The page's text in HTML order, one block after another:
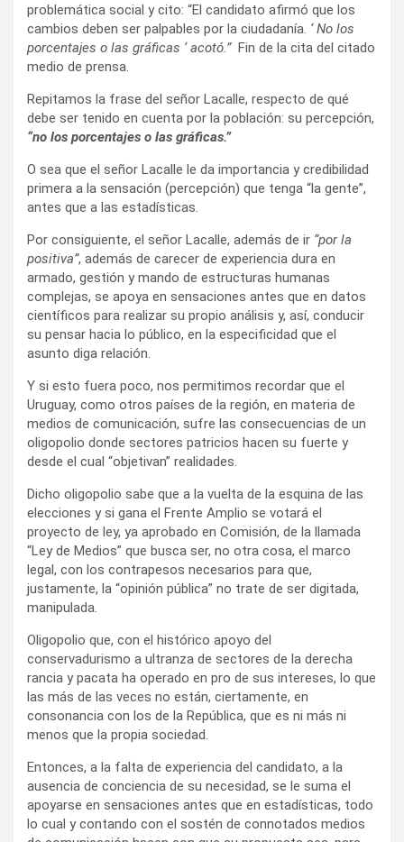
problemática social y cito: “El candidato afirmó que los
cambios deben ser palpables por la ciudadanía. ‘ No los
porcentajes o las gráficas ‘ acotó.”Fin de la cita del citado
medio de prensa.
Repitamos la frase del señor Lacalle, respecto de qué
debe ser tenido en cuenta por la población: su percepción,
“no los porcentajes o las gráficas.”
O sea que el señor Lacalle le da importancia y credibilidad
primera a la sensación (percepción) que tenga “la gente”,
antes que a las estadísticas.
Por consiguiente, el señor Lacalle, además de ir “por la
positiva”, además de carecer de experiencia dura en
armado, gestión y mando de estructuras humanas
complejas, se apoya en sensaciones antes que en datos
científicos para realizar su propio análisis y, así, conducir
su pensar hacia lo público, en la especificidad que el
asunto diga relación.
Y si esto fuera poco, nos permitimos recordar que el
Uruguay, como otros países de la región, en materia de
medios de comunicación, sufre las consecuencias de un
oligopolio donde sectores patricios hacen su fuerte y
desde el cual “objetivan” realidades.
Dicho oligopolio sabe que a la vuelta de la esquina de las
elecciones y si gana el Frente Amplio se votará el
proyecto de ley, ya aprobado en Comisión, de la llamada
“Ley de Medios” que busca ser, no otra cosa, el marco
legal, con los contrapesos necesarios para que,
justamente, la “opinión pública” no trate de ser digitada,
manipulada.
Oligopolio que, con el histórico apoyo del
conservadurismo a ultranza de sectores de la derecha
rancia y pacata ha operado en pro de sus intereses, lo que
las más de las veces no están, ciertamente, en
consonancia con los de la República, que es ni más ni
menos que la propia sociedad.
Entonces, a la falta de experiencia del candidato, a la
ausencia de conciencia de su necesidad, se le suma el
apoyarse en sensaciones antes que en estadísticas, todo
lo cual y contando con el sostén de connotados medios